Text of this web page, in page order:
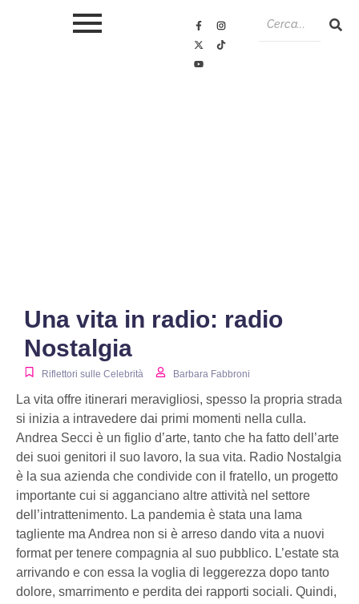
Una vita in radio: radio
Nostalgia
Riflettori sulle Celebrità Barbara Fabbroni
La vita offre itinerari meravigliosi, spesso la propria strada
si inizia a intravedere dai primi momenti nella culla.
Andrea Secci è un figlio d’arte, tanto che ha fatto dell’arte
dei suoi genitori il suo lavoro, la sua vita. Radio Nostalgia
è la sua azienda che condivide con il fratello, un progetto
importante cui si agganciano altre attività nel settore
dell’intrattenimento. La pandemia è stata una lama
tagliente ma Andrea non si è arreso dando vita a nuovi
format per tenere compagnia al suo pubblico. L’estate sta
arrivando e con essa la voglia di leggerezza dopo tanto
dolore, smarrimento e perdita dei rapporti sociali. Quindi,